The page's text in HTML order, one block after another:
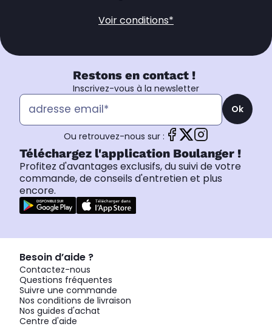
Voir conditions*
Restons en contact !
Inscrivez-vous à la newsletter
Ok
Ou retrouvez-nous sur :
Téléchargez l'application Boulanger !
Profitez d'avantages exclusifs, du suivi de votre
commande, de conseils d'entretien et plus
encore.
Besoin d’aide ?
Contactez-nous
Questions fréquentes
Suivre une commande
Nos conditions de livraison
Nos guides d'achat
Centre d'aide